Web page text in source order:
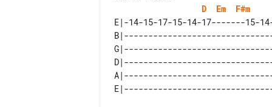
D
Em F#m
E|-14-15-17-15-14-17-------
B|-------------------------------